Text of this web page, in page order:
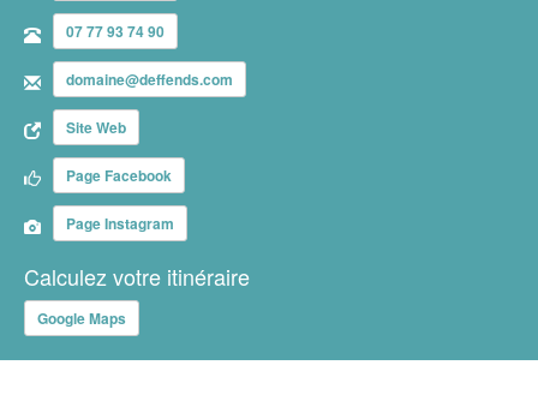
07 77 93 74 90
domaine@deffends.com
Site Web
Page Facebook
Page Instagram
Calculez votre itinéraire
Google Maps